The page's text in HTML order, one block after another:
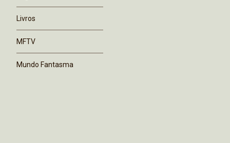
Livros
MFTV
Mundo Fantasma